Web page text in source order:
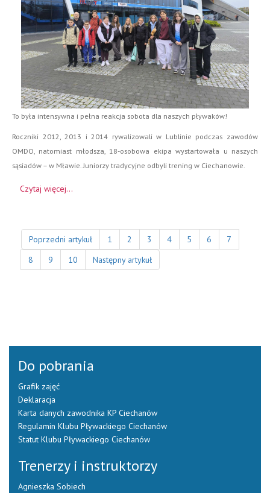
To była intensywna i pełna reakcja sobota dla naszych pływaków!
Roczniki 2012, 2013 i 2014 rywalizowali w Lublinie podczas zawodów
OMDO, natomiast młodsza, 18-osobowa ekipa wystartowała u naszych
sąsiadów – w Mławie. Juniorzy tradycyjne odbyli trening w Ciechanowie.
Czytaj więcej...
Poprzedni artykuł 1 2 3 4 5 6
7
8
9 10 Następny artykuł
Do pobrania
Grafik zajęć
Deklaracja
Karta danych zawodnika KP Ciechanów
Regulamin Klubu Pływackiego Ciechanów
Statut Klubu Pływackiego Ciechanów
Trenerzy i instruktorzy
Agnieszka Sobiech